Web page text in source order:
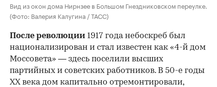
Вид из окон дома Нирнзее в Большом Гнездниковском переулке.
(Фото: Валерия Калугина / ТАСС)
После революции 1917 года небоскреб был
национализирован и стал известен как «4-й дом
Моссовета» — здесь поселили высших
партийных и советских работников. В 50-е годы
ХХ века дом капитально отремонтировали,